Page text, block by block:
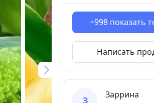
+998 показать
Написать
З
Заррина